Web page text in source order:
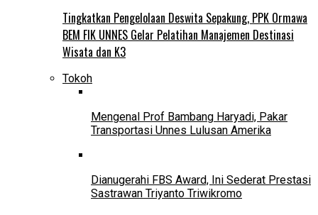
Tingkatkan Pengelolaan Deswita Sepakung, PPK Ormawa
BEM FIK UNNES Gelar Pelatihan Manajemen Destinasi
Wisata dan K3
Tokoh
Mengenal Prof Bambang Haryadi, Pakar
Transportasi Unnes Lulusan Amerika
Dianugerahi FBS Award, Ini Sederat Prestasi
Sastrawan Triyanto Triwikromo